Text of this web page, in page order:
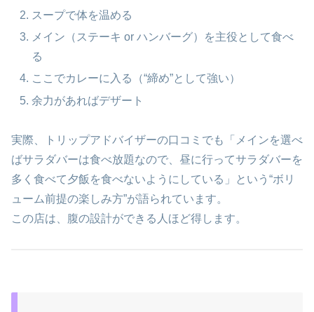
スープで体を温める
メイン（ステーキ or ハンバーグ）を主役として食べ
る
ここでカレーに入る（“締め”として強い）
余力があればデザート
実際、トリップアドバイザーの口コミでも「メインを選べ
ばサラダバーは食べ放題なので、昼に行ってサラダバーを
多く食べて夕飯を食べないようにしている」という“ボリ
ューム前提の楽しみ方”が語られています。
この店は、腹の設計ができる人ほど得します。